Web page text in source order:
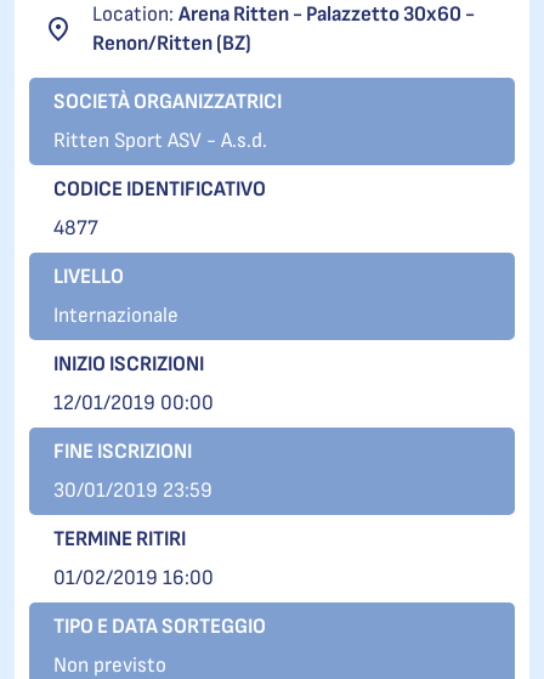
Location: Arena Ritten - Palazzetto 30x60 -
Renon/Ritten (BZ)
SOCIETÀ ORGANIZZATRICI
Ritten Sport ASV - A.s.d.
CODICE IDENTIFICATIVO
4877
LIVELLO
Internazionale
INIZIO ISCRIZIONI
12/01/2019 00:00
FINE ISCRIZIONI
30/01/2019 23:59
TERMINE RITIRI
01/02/2019 16:00
TIPO E DATA SORTEGGIO
Non previsto